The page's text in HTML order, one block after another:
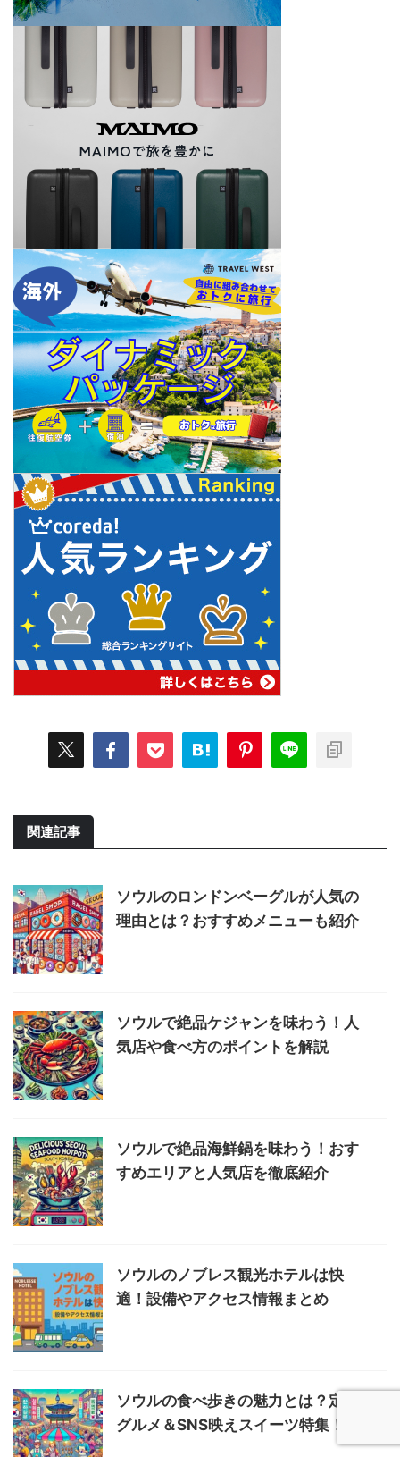
関連記事
ソウルのロンドンベーグルが人気の
理由とは？おすすめメニューも紹介
ソウルで絶品ケジャンを味わう！人
気店や食べ方のポイントを解説
ソウルで絶品海鮮鍋を味わう！おす
すめエリアと人気店を徹底紹介
ソウルのノブレス観光ホテルは快
適！設備やアクセス情報まとめ
ソウルの食べ歩きの魅力とは？定番
グルメ＆SNS映えスイーツ特集！